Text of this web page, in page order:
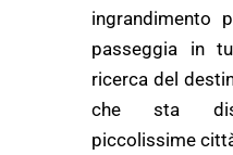
ingrandimento
passeggia in
ricerca del
che sta
piccolissime